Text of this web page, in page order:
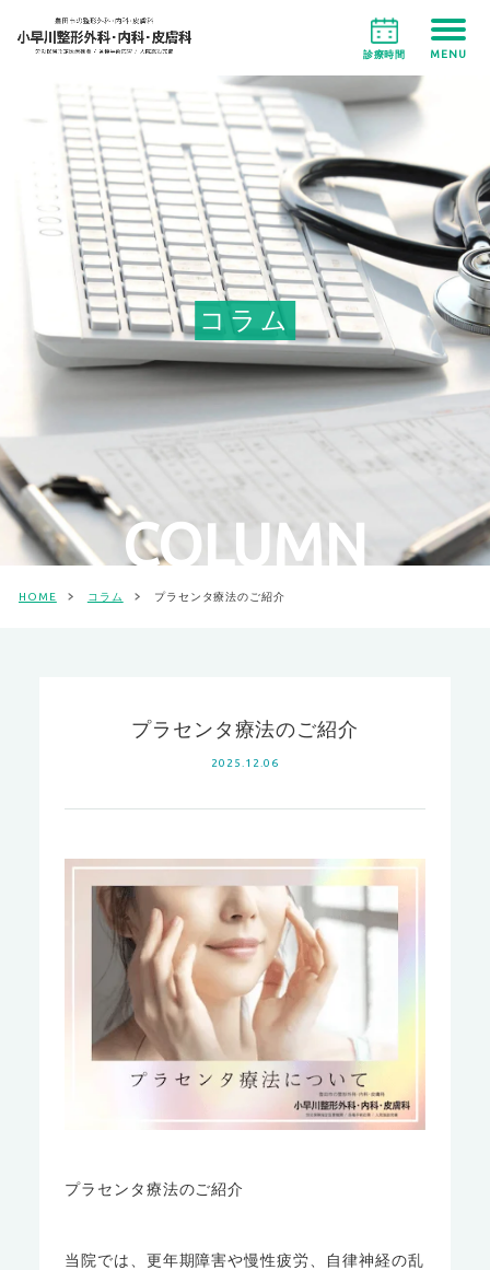
診療時間 MENU
コラム
COLUMN
HOME コラム プラセンタ療法のご紹介
プラセンタ療法のご紹介
2025.12.06
プラセンタ療法のご紹介
当院では、更年期障害や慢性疲労、自律神経の乱